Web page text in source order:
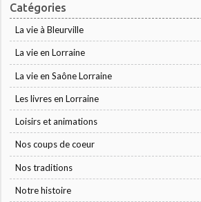
Catégories
La vie à Bleurville
La vie en Lorraine
La vie en Saône Lorraine
Les livres en Lorraine
Loisirs et animations
Nos coups de coeur
Nos traditions
Notre histoire